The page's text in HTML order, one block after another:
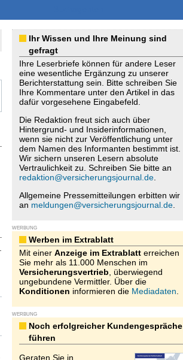
Ihr Wissen und Ihre Meinung sind
gefragt
Ihre Leserbriefe können für andere Leser
eine wesentliche Ergänzung zu unserer
Berichterstattung sein. Bitte schreiben Sie
Ihre Kommentare unter den Artikel in das
dafür vorgesehene Eingabefeld.
Die Redaktion freut sich auch über
Hintergrund- und Insiderinformationen,
wenn sie nicht zur Veröffentlichung unter
dem Namen des Informanten bestimmt ist.
Wir sichern unseren Lesern absolute
Vertraulichkeit zu. Schreiben Sie bitte an
redaktion@versicherungsjournal.de.
Allgemeine Pressemitteilungen erbitten wir
an meldungen@versicherungsjournal.de.
WERBUNG
Werben im Extrablatt
Mit einer Anzeige im Extrablatterreichen
Sie mehr als 11.000 Menschen im
Versicherungsvertrieb , überwiegend
ungebundene Vermittler. Über die
Konditionen informieren die Mediadaten
WERBUNG
Noch erfolgreicher Kundengespräche
führen
Geraten Sie in